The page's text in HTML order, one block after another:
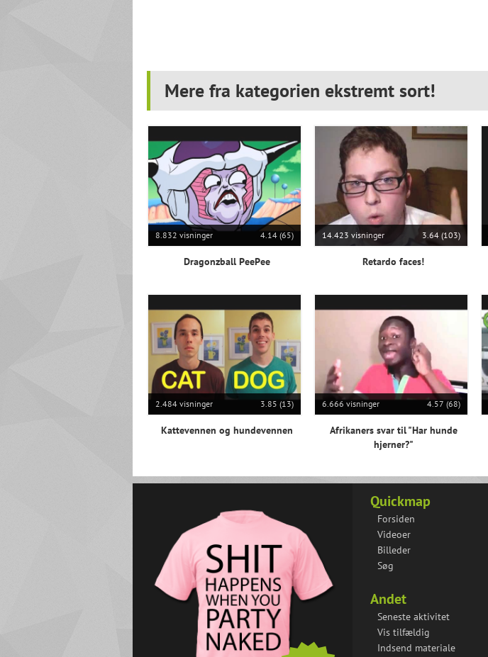
Mere fra kategorien ekstremt sort!
8.832 visninger 4.14 (65)
Dragonzball PeePee
14.423 visninger 3.64 (103)
Retardo faces!
2.484 visninger 3.85 (13)
Kattevennen og hundevennen
6.666 visninger 4.57 (68)
Afrikaners svar til "Har hunde
hjerner?"
Quickmap
Forsiden
Videoer
Billeder
Søg
Andet
Seneste aktivitet
Vis tilfældig
Indsend materiale